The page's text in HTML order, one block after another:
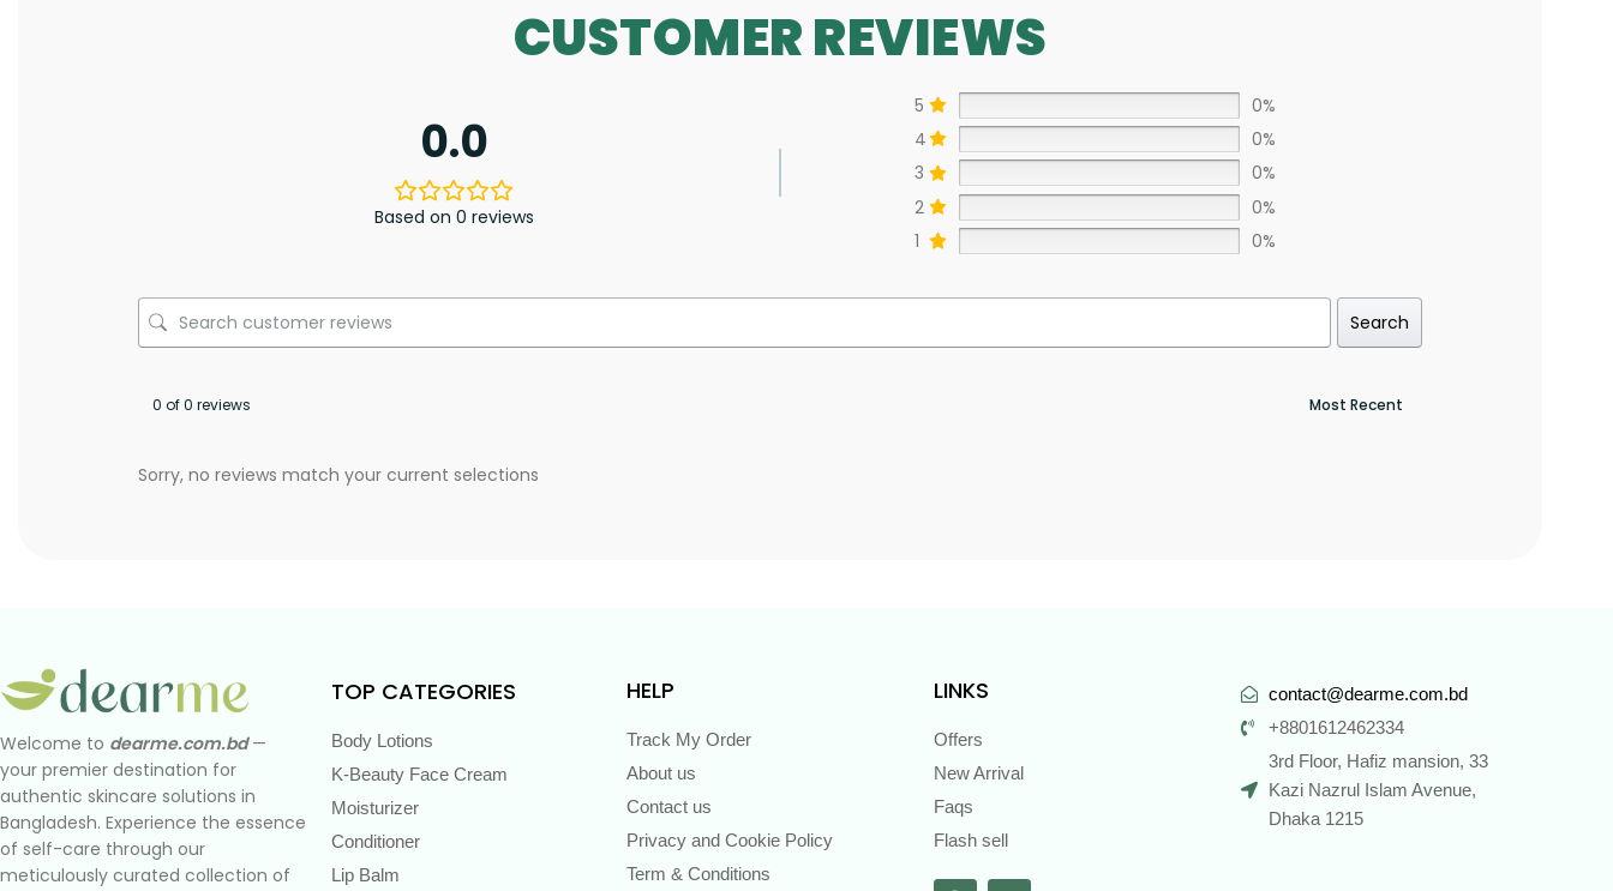
CUSTOMER REVIEWS
0.0
Based on 0 reviews
5
0%
4
0%
3
0%
2
0%
1
0%
Search
0 of 0 reviews
Sorry, no reviews match your current selections
Welcome to dearme.com.bd—
your premier destination for
authentic skincare solutions in
Bangladesh. Experience the essence
of self-care through our
meticulously curated collection of
TOP CATEGORIES
Body Lotions
K-Beauty Face Cream
Moisturizer
Conditioner
Lip Balm
HELP
Track My Order
About us
Contact us
Privacy and Cookie Policy
Term & Conditions
LINKS
Offers
New Arrival
Faqs
Flash sell
contact@dearme.com.bd
+8801612462334
3rd Floor, Hafiz mansion, 33
Kazi Nazrul Islam Avenue,
Dhaka 1215